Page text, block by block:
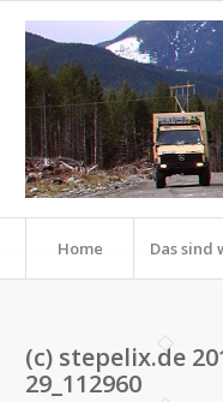
Home Das sind
(c) stepelix.de
29_112960